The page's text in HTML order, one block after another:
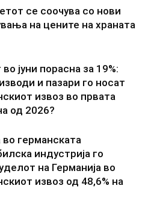
се соочува со нови
на цените на храната
јуни порасна за 19%:
и пазари го носат
извоз во првата
од 2026?
во германската
индустрија го
на Германија во
извоз од 48,6% на